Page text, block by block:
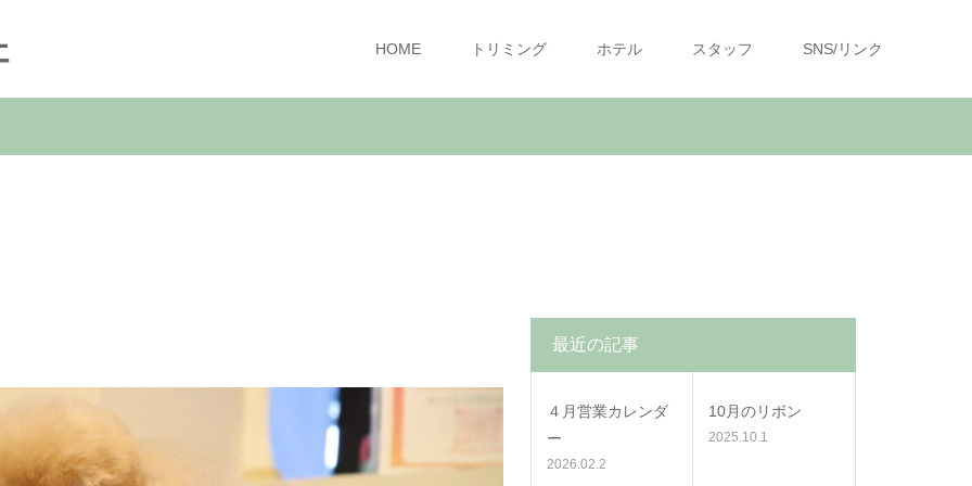
HOME トリミング ホテル スタッフ SNS/リンク
最近の記事
４月営業カレンダ
ー
2026.02.2
10月のリボン
2025.10.1